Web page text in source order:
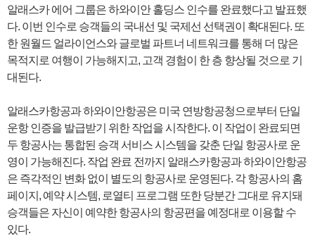
알래스카 에어 그룹은 하와이안 홀딩스 인수를 완료했다고 발표했
다. 이번 인수로 승객들의 국내선 및 국제선 선택권이 확대된다. 또
한 원월드 얼라이언스와 글로벌 파트너 네트워크를 통해 더 많은
목적지로 여행이 가능해지고, 고객 경험이 한 층 향상될 것으로 기
대된다.
알래스카항공과 하와이안항공은 미국 연방항공청으로부터 단일
운항 인증을 발급받기 위한 작업을 시작한다. 이 작업이 완료되면
두 항공사는 통합된 승객 서비스 시스템을 갖춘 단일 항공사로 운
영이 가능해진다. 작업 완료 전까지 알래스카항공과 하와이안항공
은 즉각적인 변화 없이 별도의 항공사로 운영된다. 각 항공사의 홈
페이지, 예약 시스템, 로열티 프로그램 또한 당분간 그대로 유지돼
승객들은 자신이 예약한 항공사의 항공편을 예정대로 이용할 수
있다.